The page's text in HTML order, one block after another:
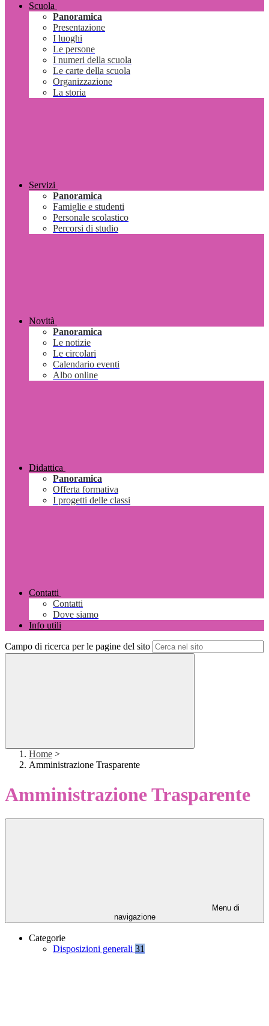
Scuola
Panoramica
Presentazione
I luoghi
Le persone
I numeri della scuola
Le carte della scuola
Organizzazione
La storia
Servizi
Panoramica
Famiglie e studenti
Personale scolastico
Percorsi di studio
Novità
Panoramica
Le notizie
Le circolari
Calendario eventi
Albo online
Didattica
Panoramica
Offerta formativa
I progetti delle classi
Contatti
Contatti
Dove siamo
Info utili
Campo di ricerca per le pagine del sito
Home >
Amministrazione Trasparente
Amministrazione Trasparente
Menu di
navigazione
Categorie
Disposizioni generali 31